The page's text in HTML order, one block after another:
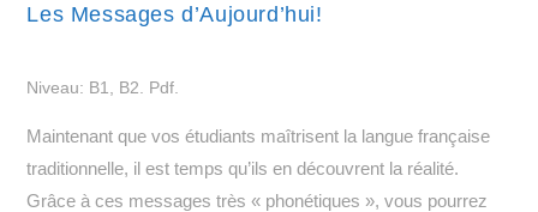
Les Messages d’Aujourd’hui!
Niveau: B1, B2. Pdf.
Maintenant que vos étudiants maîtrisent la langue française
traditionnelle, il est temps qu’ils en découvrent la réalité.
Grâce à ces messages très « phonétiques », vous pourrez